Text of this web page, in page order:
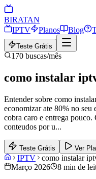
BIRATAN
IPTV
Planos Blog
Teste Grátis
170 buscas/mês
como instalar
Entender sobre como
economizar ate 80% no
cobra caro e entrega
conteudos por u...
Teste Grátis Ver
IPTV
como instalar
Março 2026
8 min de